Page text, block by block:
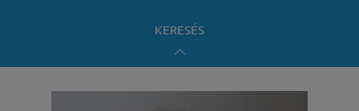
KERESÉS